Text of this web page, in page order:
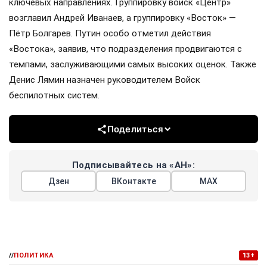
ключевых направлениях. Группировку войск «Центр»
возглавил Андрей Иванаев, а группировку «Восток» —
Пётр Болгарев. Путин особо отметил действия
«Востока», заявив, что подразделения продвигаются с
темпами, заслуживающими самых высоких оценок. Также
Денис Лямин назначен руководителем Войск
беспилотных систем.
Поделиться
Подписывайтесь на «АН»:
Дзен ВКонтакте МАХ
//ПОЛИТИКА 13+